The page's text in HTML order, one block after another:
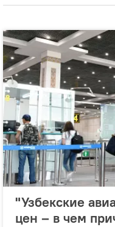
"Узбекские
цен – в чем